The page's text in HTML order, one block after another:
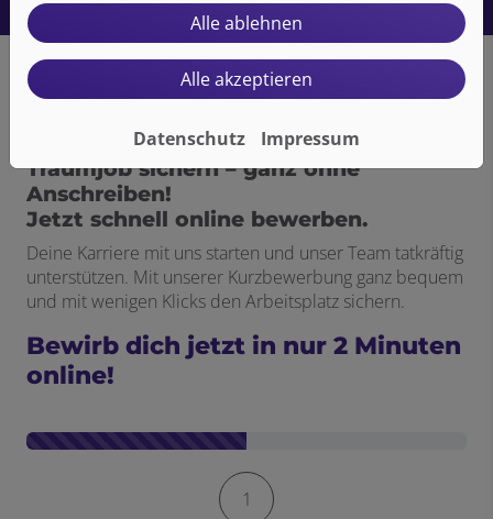
Traumjob sichern – ganz ohne
Anschreiben!
Jetzt schnell online bewerben.
Deine Karriere mit uns starten und unser Team tatkräftig
unterstützen. Mit unserer Kurzbewerbung ganz bequem
und mit wenigen Klicks den Arbeitsplatz sichern.
Bewirb dich jetzt in nur 2 Minuten
online!
Kontaktformular-Fortschritt
1
Alle ablehnen
Alle akzeptieren
Datenschutz Impressum